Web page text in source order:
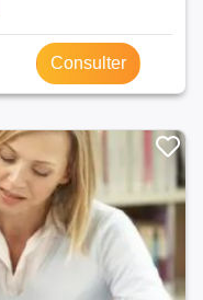
Consulter